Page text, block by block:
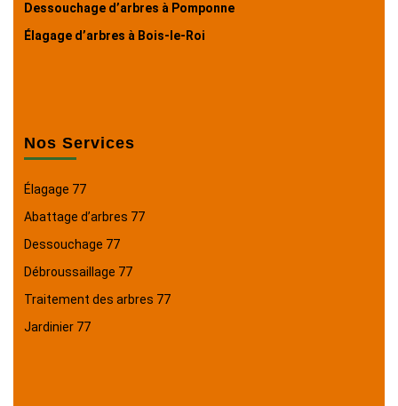
Dessouchage d’arbres à Pomponne
Élagage d’arbres à Bois-le-Roi
Nos Services
Élagage 77
Abattage d’arbres 77
Dessouchage 77
Débroussaillage 77
Traitement des arbres 77
Jardinier 77